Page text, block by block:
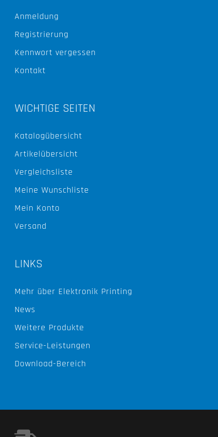
Anmeldung
Registrierung
Kennwort vergessen
Kontakt
WICHTIGE SEITEN
Katalogübersicht
Artikelübersicht
Vergleichsliste
Meine Wunschliste
Mein Konto
Versand
LINKS
Mehr über Elektronik Printing
News
Weitere Produkte
Service-Leistungen
Download-Bereich